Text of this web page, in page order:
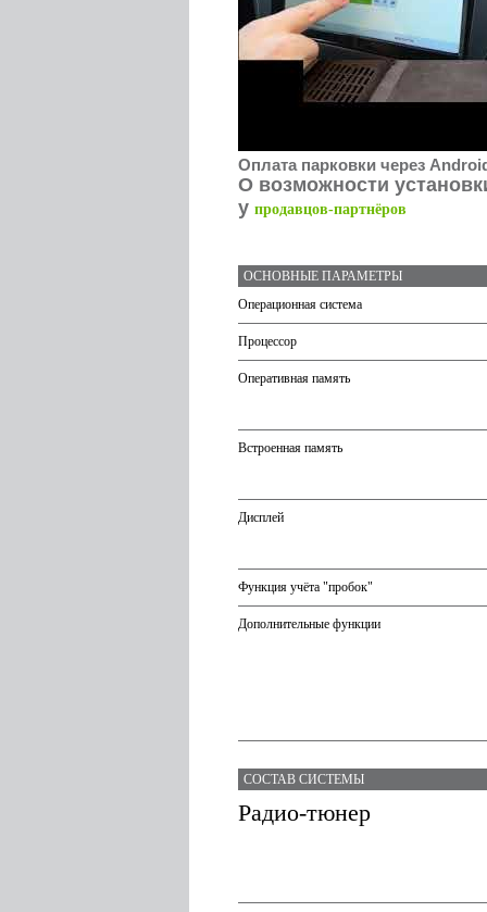
Оплата парковки через
О возможности
у продавцов-партнёров
ОСНОВНЫЕ ПАРАМЕТРЫ
Операционная система
Процессор
Оперативная память
Встроенная память
Дисплей
Функция учёта "пробок"
Дополнительные функции
СОСТАВ СИСТЕМЫ
Радио-тюнер